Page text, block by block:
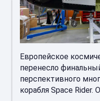
Европейское
перенесло
перспективного
корабля Space Rider.